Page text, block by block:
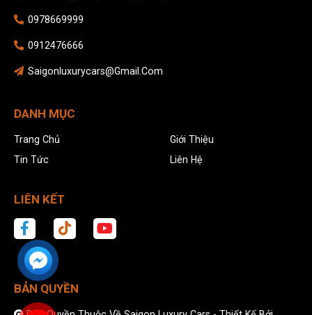
0978669999
0912476666
Saigonluxurycars@gmail.com
DANH MỤC
Trang Chủ
Giới Thiệu
Tin Tức
Liên Hệ
LIÊN KẾT
BẢN QUYỀN